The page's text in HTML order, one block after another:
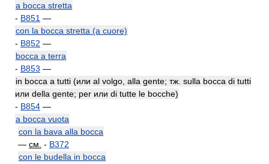
a bocca stretta
- B851 —
con la bocca stretta (a cuore)
- B852 —
bocca a terra
- B853 —
in bocca a tutti (или al volgo, alla gente; тж. sulla bocca di tutti
или della gente; per или di tutte le bocche)
- B854 —
a bocca vuota
con la bava alla bocca
— см. - B372
con le budella in bocca